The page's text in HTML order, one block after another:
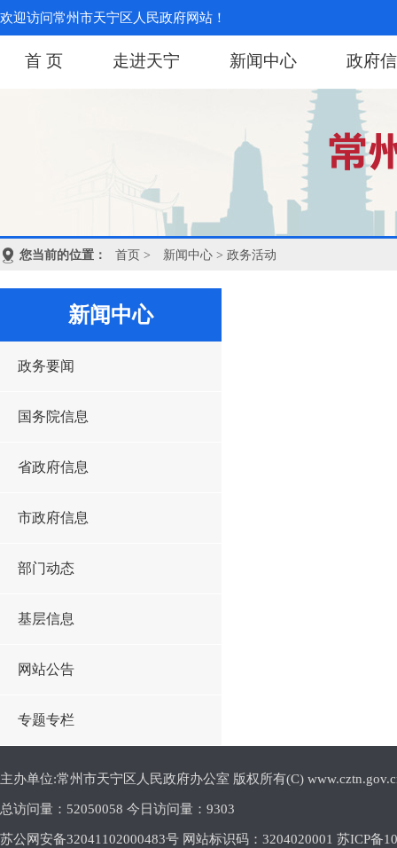
欢迎访问常州市天宁区人民政府网站！
首 页 走进天宁 新闻中心 政府
您当前的位置： 首页 > 新闻中心 > 政务活动
新闻中心
政务要闻
国务院信息
省政府信息
市政府信息
部门动态
基层信息
网站公告
专题专栏
主办单位:常州市天宁区人民政府办公室 版权所有(C)
总访问量： 52050058 今日访问量： 9303
苏公网安备32041102000483号 网站标识码：3204020001 苏ICP备